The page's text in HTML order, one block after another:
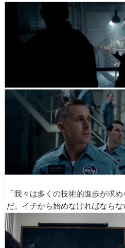
「我々は多くの技術的進歩が求
だ。イチから始めなければならな